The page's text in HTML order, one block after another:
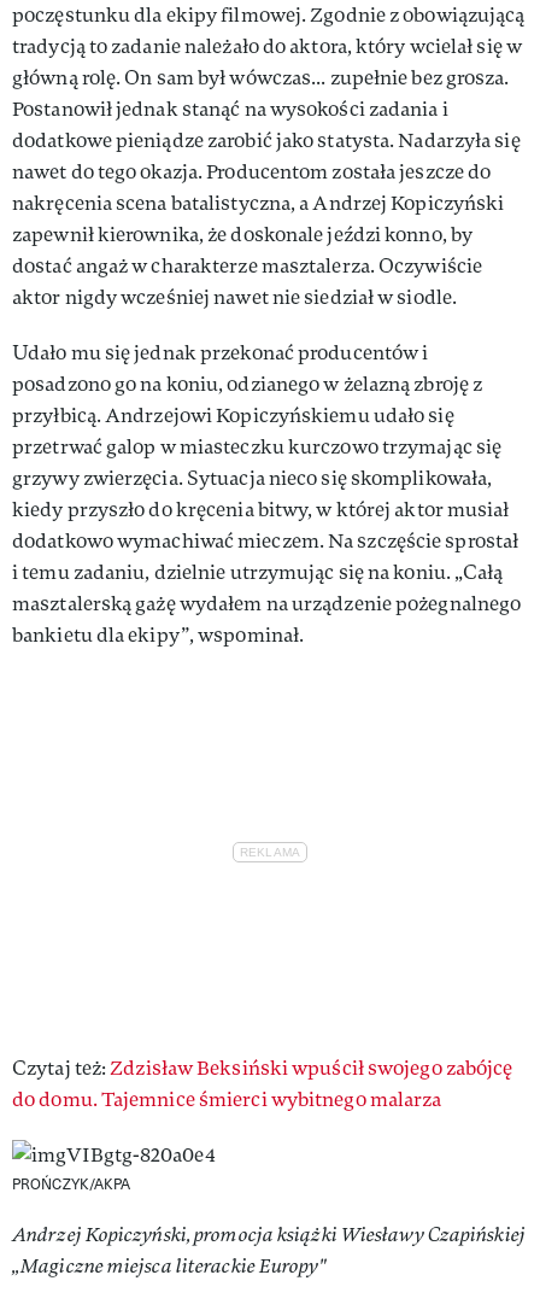
poczęstunku dla ekipy filmowej. Zgodnie z obowiązującą
tradycją to zadanie należało do aktora, który wcielał się w
główną rolę. On sam był wówczas... zupełnie bez grosza.
Postanowił jednak stanąć na wysokości zadania i
dodatkowe pieniądze zarobić jako statysta. Nadarzyła się
nawet do tego okazja. Producentom została jeszcze do
nakręcenia scena batalistyczna, a Andrzej Kopiczyński
zapewnił kierownika, że doskonale jeździ konno, by
dostać angaż w charakterze masztalerza. Oczywiście
aktor nigdy wcześniej nawet nie siedział w siodle.
Udało mu się jednak przekonać producentów i
posadzono go na koniu, odzianego w żelazną zbroję z
przyłbicą. Andrzejowi Kopiczyńskiemu udało się
przetrwać galop w miasteczku kurczowo trzymając się
grzywy zwierzęcia. Sytuacja nieco się skomplikowała,
kiedy przyszło do kręcenia bitwy, w której aktor musiał
dodatkowo wymachiwać mieczem. Na szczęście sprostał
i temu zadaniu, dzielnie utrzymując się na koniu. „Całą
masztalerską gażę wydałem na urządzenie pożegnalnego
bankietu dla ekipy”, wspominał.
Czytaj też:Zdzisław Beksiński wpuścił swojego zabójcę
do domu. Tajemnice śmierci wybitnego malarza
PROŃCZYK/AKPA
Andrzej Kopiczyński, promocja książki Wiesławy Czapińskiej
„Magiczne miejsca literackie Europy"